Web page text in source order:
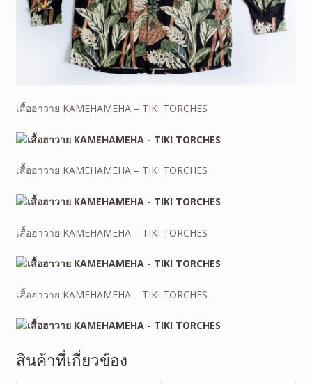
เสื้อฮาวาย KAMEHAMEHA – TIKI TORCHES
เสื้อฮาวาย KAMEHAMEHA – TIKI TORCHES
เสื้อฮาวาย KAMEHAMEHA – TIKI TORCHES
เสื้อฮาวาย KAMEHAMEHA – TIKI TORCHES
สินค้าที่เกี่ยวข้อง